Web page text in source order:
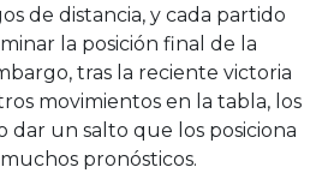
de distancia, y cada partido
la posición final de la
tras la reciente victoria
movimientos en la tabla, los
dar un salto que los posiciona
pronósticos.